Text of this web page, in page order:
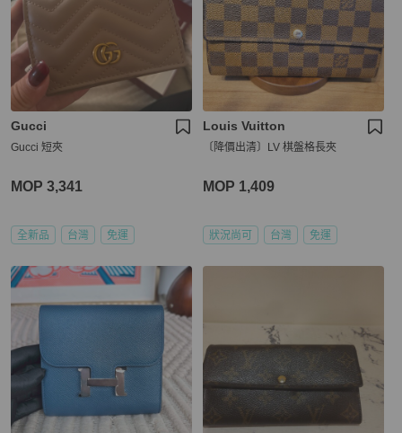
Gucci
Gucci 短夾
MOP 3,341
全新品 台灣 免運
Louis Vuitton
〔降價出清〕LV 棋盤格長夾
MOP 1,409
狀況尚可 台灣 免運